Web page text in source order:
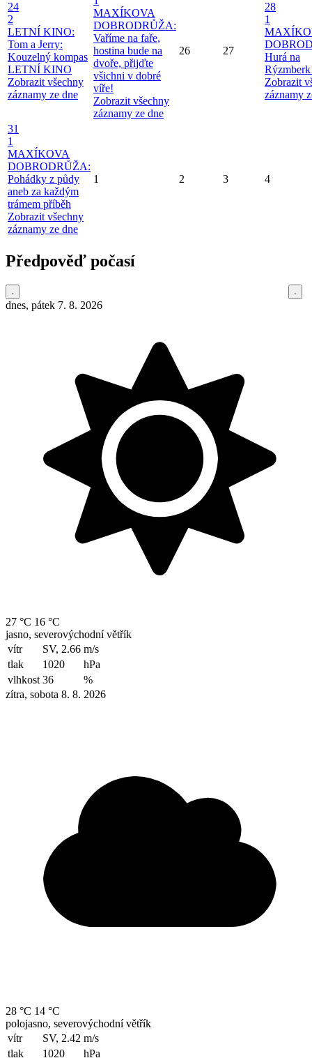
24
2
LETNÍ KINO:
Tom a Jerry:
Kouzelný kompas
LETNÍ KINO
Zobrazit všechny
záznamy ze dne
MAXÍKOVA
DOBRODRŮŽA:
Vaříme na faře,
hostina bude na
dvoře, přijďte
všichni v dobré
víře!
Zobrazit všechny
záznamy ze dne
26 27
28
1
Hurá na
Zobrazit
záznamy
31
1
MAXÍKOVA
DOBRODRŮŽA:
Pohádky z půdy
aneb za každým
trámem příběh
Zobrazit všechny
záznamy ze dne
1 2 3 4
Předpověď počasí
dnes, pátek 7. 8. 2026
27 °C 16 °C
jasno, severovýchodní větřík
vítr
SV, 2.66 m/s
tlak
1020
hPa
vlhkost 36
%
zítra, sobota 8. 8. 2026
28 °C 14 °C
polojasno, severovýchodní větřík
vítr
SV, 2.42 m/s
tlak
1020 hPa